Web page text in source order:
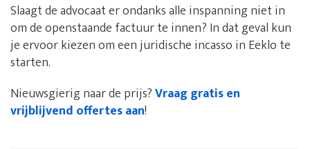
Slaagt de advocaat er ondanks alle inspanning niet in
om de openstaande factuur te innen? In dat geval kun
je ervoor kiezen om een juridische incasso in Eeklo te
starten.
Nieuwsgierig naar de prijs?Vraag gratis en
vrijblijvend offertes aan!